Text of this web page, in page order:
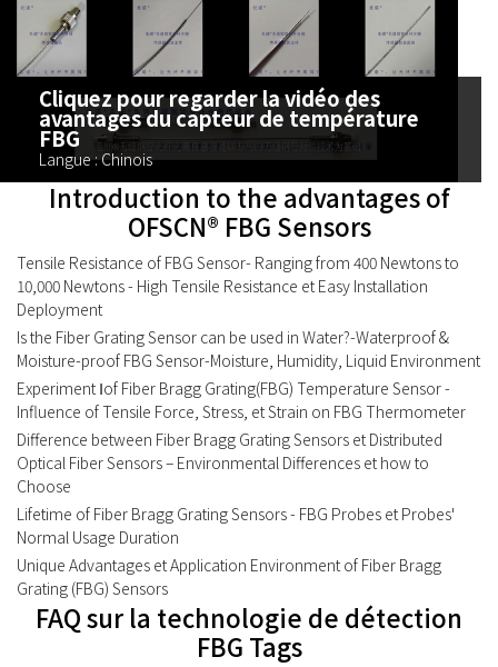
Cliquez pour regarder la vidéo des
avantages du capteur de température
FBG
Langue : Chinois
Introduction to the advantages of
OFSCN® FBG Sensors
Tensile Resistance of FBG Sensor- Ranging from 400 Newtons to
10,000 Newtons - High Tensile Resistance et Easy Installation
Deployment
Is the Fiber Grating Sensor can be used in Water?-Waterproof &
Moisture-proof FBG Sensor-Moisture, Humidity, Liquid Environment
Experiment Ⅰof Fiber Bragg Grating(FBG) Temperature Sensor -
Influence of Tensile Force, Stress, et Strain on FBG Thermometer
Difference between Fiber Bragg Grating Sensors et Distributed
Optical Fiber Sensors – Environmental Differences et how to
Choose
Lifetime of Fiber Bragg Grating Sensors - FBG Probes et Probes'
Normal Usage Duration
Unique Advantages et Application Environment of Fiber Bragg
Grating (FBG) Sensors
FAQ sur la technologie de détection
FBG Tags